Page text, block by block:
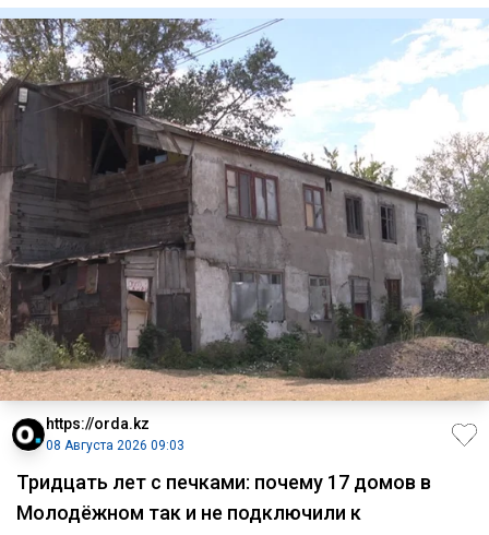
https://orda.kz
08 Августа 2026 09:03
Тридцать лет с печками: почему 17 домов в
Молодёжном так и не подключили к